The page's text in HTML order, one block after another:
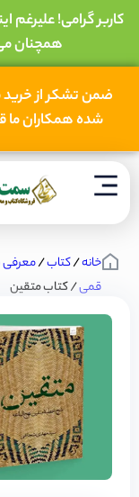
کاربر گرامی! علیرغم
همچنان
ضمن تشکر از خرید
شده همکاران ما
خانه/کتاب/معرفی
قمی/ کتاب متقین